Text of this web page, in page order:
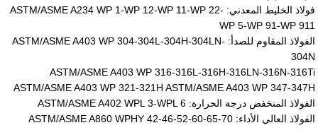
فولاذ الخليط المعدني: ASTM/ASME A234 WP 1-WP 12-WP 11-WP 22-
WP 5-WP 91-WP 911
الفولاذ المقاوم للصدأ: ASTM/ASME A403 WP 304-304L-304H-304LN-
304N
ASTM/ASME A403 WP 316-316L-316H-316LN-316N-316Ti
ASTM/ASME A403 WP 321-321H ASTM/ASME A403 WP 347-347H
الفولاذ المنخفض درجة الحرارة: ASTM/ASME A402 WPL 3-WPL 6
الفولاذ العالي الأداء: ASTM/ASME A860 WPHY 42-46-52-60-65-70